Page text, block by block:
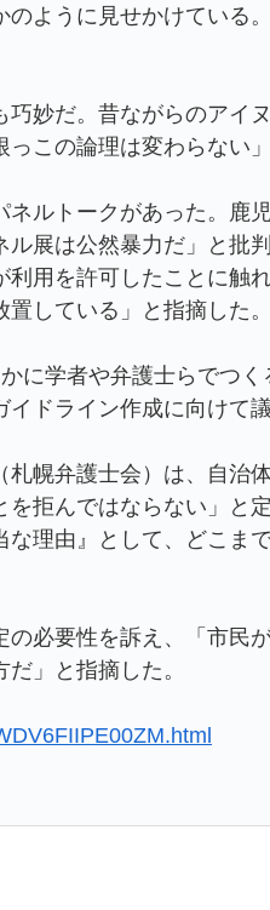
ように見せかけている
妙だ。昔ながらのアイ
この論理は変わらない」
ルトークがあった。鹿
展は公然暴力だ」と批
用を許可したことに触
している」と指摘した。
学者や弁護士らでつく
ドライン作成に向けて議
幌弁護士会）は、自治
拒んではならない」と
理由』として、どこま
必要性を訴え、「市民
」と指摘した。